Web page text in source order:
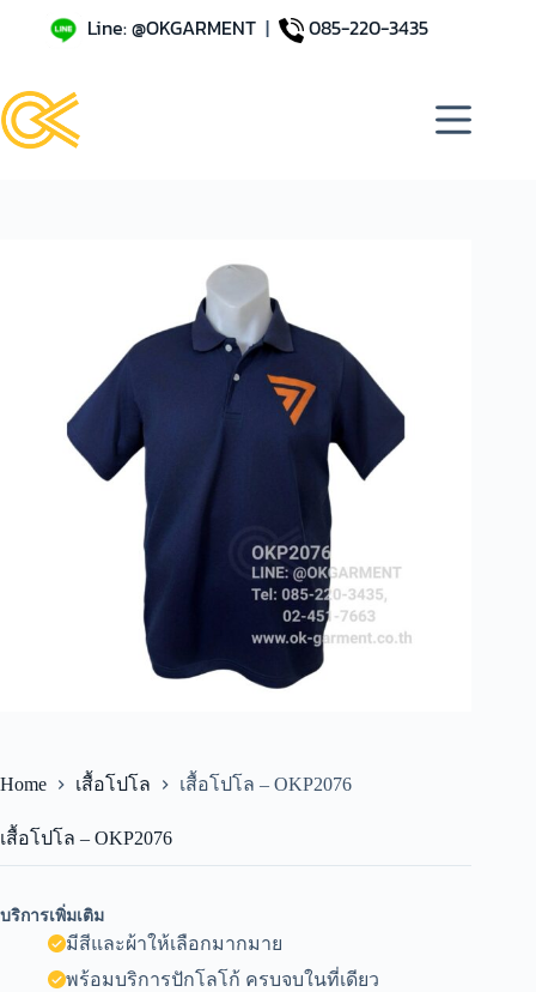
Line: @OKGARMENT| 085-220-3435
Home เสื้อโปโล เสื้อโปโล – OKP2076
เสื้อโปโล – OKP2076
บริการเพิ่มเติม
มีสีและผ้าให้เลือกมากมาย
พร้อมบริการปักโลโก้ ครบจบในที่เดียว